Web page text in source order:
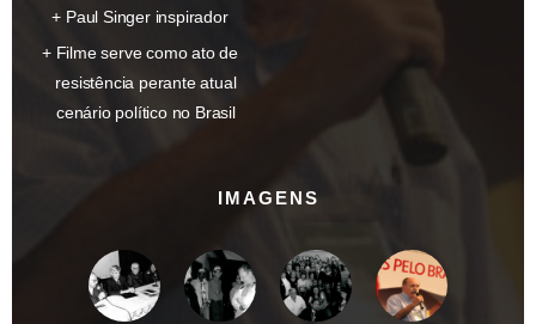
Paul Singer inspirador
Filme serve como ato de
resistência perante atual
cenário político no Brasil
IMAGENS